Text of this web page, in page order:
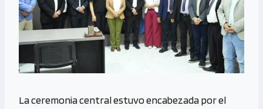
La ceremonia central estuvo encabezada por el